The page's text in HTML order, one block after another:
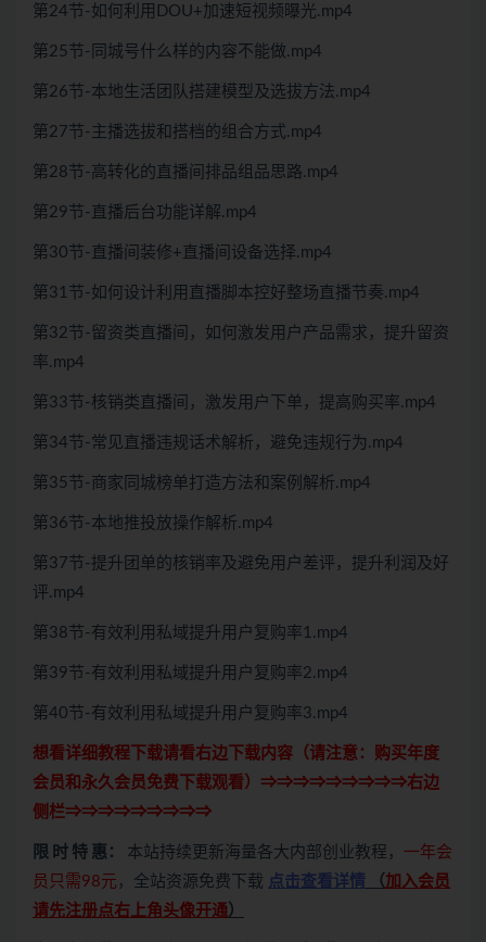
第24节-如何利用DOU+加速短视频曝光.mp4
第25节-同城号什么样的内容不能做.mp4
第26节-本地生活团队搭建模型及选拔方法.mp4
第27节-主播选拔和搭档的组合方式.mp4
第28节-高转化的直播间排品组品思路.mp4
第29节-直播后台功能详解.mp4
第30节-直播间装修+直播间设备选择.mp4
第31节-如何设计利用直播脚本控好整场直播节奏.mp4
第32节-留资类直播间，如何激发用户产品需求，提升留资
率.mp4
第33节-核销类直播间，激发用户下单，提高购买率.mp4
第34节-常见直播违规话术解析，避免违规行为.mp4
第35节-商家同城榜单打造方法和案例解析.mp4
第36节-本地推投放操作解析.mp4
第37节-提升团单的核销率及避免用户差评，提升利润及好
评.mp4
第38节-有效利用私域提升用户复购率1.mp4
第39节-有效利用私域提升用户复购率2.mp4
第40节-有效利用私域提升用户复购率3.mp4
想看详细教程下载请看右边下载内容（请注意： 购买年度
会员和永久会员免费下载观看）⇒⇒⇒⇒⇒⇒⇒⇒⇒右边
侧栏⇒⇒⇒⇒⇒⇒⇒⇒⇒
限 时 特 惠： 本站持续更新海量各大内部创业教程， 一年会
员只需98元 ，全站资源免费下载 点击查看详情 （加入会员
请先注册点右上角头像开通）